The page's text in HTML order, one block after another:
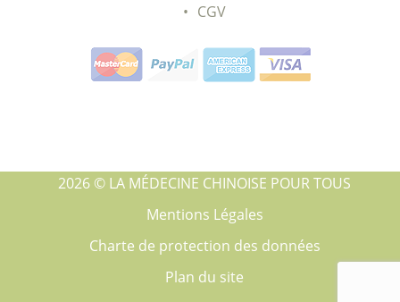
CGV
2026 © LA MÉDECINE CHINOISE POUR TOUS
Mentions Légales
Charte de protection des données
Plan du site